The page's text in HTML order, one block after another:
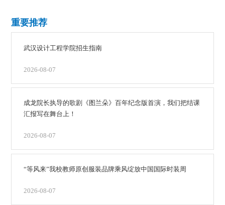
重要推荐
武汉设计工程学院招生指南
2026-08-07
成龙院长执导的歌剧《图兰朵》百年纪念版首演，我们把结课
汇报写在舞台上！
2026-08-07
“等风来”我校教师原创服装品牌乘风绽放中国国际时装周
2026-08-07